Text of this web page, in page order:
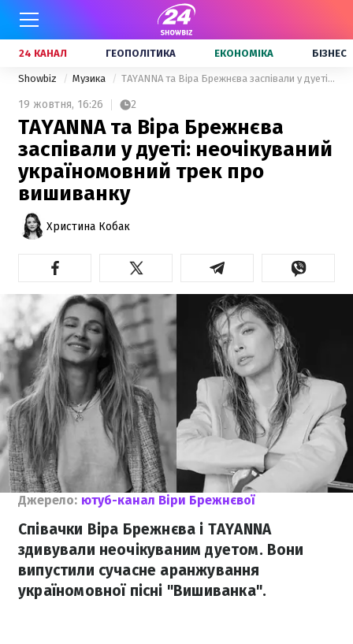
24 КАНАЛ ГЕОПОЛІТИКА ЕКОНОМІКА БІЗНЕС
Showbiz Музика TAYANNA та Віра Брежнєва заспівали у дуеті: неочікуваний україномовний трек про вишиванку
19 жовтня, 16:26 2
TAYANNA та Віра Брежнєва
заспівали у дуеті: неочікуваний
україномовний трек про
вишиванку
Христина Кобак
Джерело: ютуб-канал Віри Брежнєвої
Співачки Віра Брежнєва і TAYANNA
здивували неочікуваним дуетом. Вони
випустили сучасне аранжування
україномовної пісні "Вишиванка".